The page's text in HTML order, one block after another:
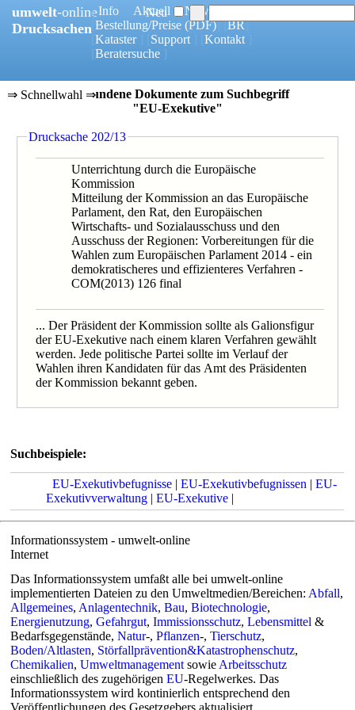
umwelt-online
Drucksachen
[Info Aktuell ] [News
[ Bestellung/Preise (PDF)] [BR]
Kataster] [ Support] [ Kontakt]
Beratersuche]
Neu
5 gefundene Dokumente zum Suchbegriff
"EU-Exekutive"
⇒ Schnellwahl ⇒
0052/06
Drucksache 202/13
Unterrichtung durch die Europäische
Kommission
Mitteilung der Kommission an das Europäische
Parlament, den Rat, den Europäischen
Wirtschafts- und Sozialausschuss und den
Ausschuss der Regionen: Vorbereitungen für die
Wahlen zum Europäischen Parlament 2014 - ein
demokratischeres und effizienteres Verfahren -
COM(2013) 126 final
... Der Präsident der Kommission sollte als Galionsfigur
der EU-Exekutive nach einem klaren Verfahren gewählt
werden. Jede politische Partei sollte im Verlauf der
Wahlen ihren Kandidaten für das Amt des Präsidenten
der Kommission bekannt geben.
Suchbeispiele:
EU-Exekutivbefugnisse |EU-Exekutivbefugnissen |EU-
Exekutivverwaltung |EU-Exekutive |
Informationssystem - umwelt-online
Internet
Das Informationssystem umfaßt alle bei umwelt-online
implementierten Dateien zu den Umweltmedien/Bereichen: Abfall,
Allgemeines, Anlagentechnik,Bau,Biotechnologie,
Energienutzung,Gefahrgut,Immissionsschutz,Lebensmittel &
Bedarfsgegenstände,Natur-,Pflanzen-,Tierschutz,
Boden/Altlasten, Störfallprävention&Katastrophenschutz,
Chemikalien,Umweltmanagement sowie Arbeitsschutz
einschließlich des zugehörigenEU-Regelwerkes. Das
Informationssystem wird kontinierlich entsprechend den
Veröffentlichungen des Gesetzgebers aktualisiert.